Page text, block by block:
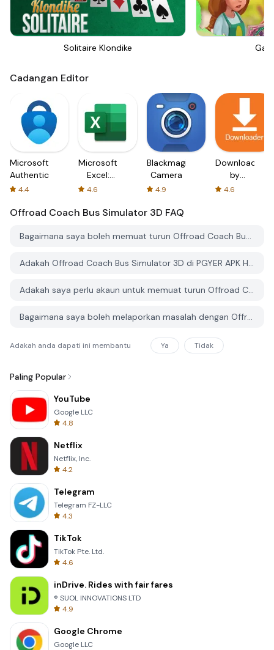
Solitaire Klondike
Cadangan Editor
Microsoft
Authenticator
4.4
Microsoft
Excel:
Spreadsheets
4.6
Blackmagic
Camera
4.9
Downloader
by
AFTVnews
4.6
Offroad Coach Bus Simulator 3D FAQ
Bagaimana saya boleh memuat turun Offroad Coach Bus Simulator 3D dari PGYER APK HUB?
Adakah Offroad Coach Bus Simulator 3D di PGYER APK HUB percuma untuk dimuat turun?
Adakah saya perlu akaun untuk memuat turun Offroad Coach Bus Simulator 3D dari PGYER APK HUB?
Bagaimana saya boleh melaporkan masalah dengan Offroad Coach Bus Simulator 3D di PGYER APK HUB?
Adakah anda dapati ini membantu Ya Tidak
Paling Popular
YouTube
Google LLC
4.8
Netflix
Netflix, Inc.
4.2
Telegram
Telegram FZ-LLC
4.3
TikTok
TikTok Pte. Ltd.
4.6
inDrive. Rides with fair fares
® SUOL INNOVATIONS LTD
4.9
Google Chrome
Google LLC